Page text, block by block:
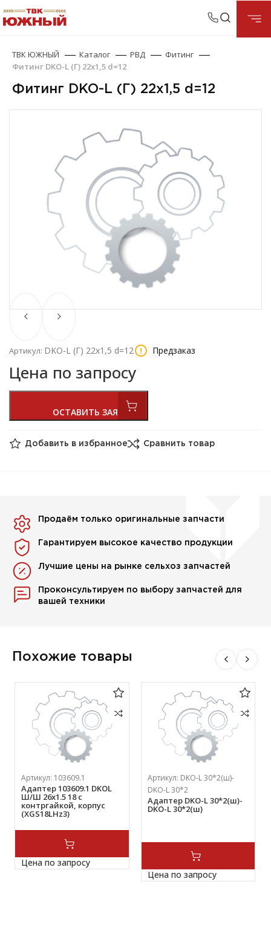
ТВК ЮЖНЫЙ Каталог РВД
Фитинг
Фитинг DKO-L (Г) 22х1,5 d=12
Фитинг DKO-L (Г) 22х1,5 d=12
Артикул: DKO-L (Г) 22х1,5 d=12 Предзаказ
Цена по запросу
Добавить в избранное Сравнить товар
Продаём только оригинальные запчасти
Гарантируем высокое качество продукции
Лучшие цены на рынке сельхоз запчастей
Проконсультируем по выбору запчастей для
вашей техники
Похожие товары
Артикул: 103609.1
Адаптер 103609.1 DKOL
Ш/Ш 26х1.5 18 с
контргайкой, корпус
(XGS18LHz3)
Цена по запросу
Артикул: DKO-L 30*2(ш)-
DKO-L 30*2
Адаптер DKO-L 30*2(ш)-
DKO-L 30*2(ш)
Цена по запросу